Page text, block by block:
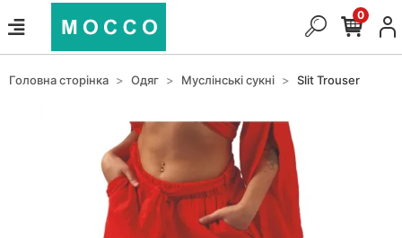
0
Головна сторінка Одяг Муслінські сукні Slit Trouser